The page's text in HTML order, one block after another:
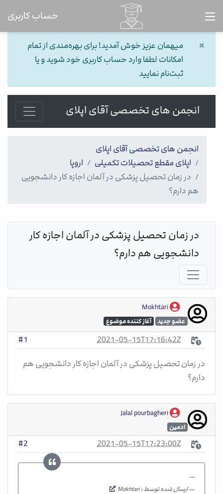
حساب کاربری
میهمان عزیز خوش آمدید! برای بهره‌مندی از تمام
امکانات لطفا وارد حساب کاربری خود شوید و یا
ثبت‌نام نمایید
×
انجمن های تخصصی آقای اپلای
انجمن های تخصصی آقای اپلای
اپلای مقطع تحصیلات تکمیلی
اروپا
در زمان تحصیل پزشکی در آلمان اجازه کار دانشجویی
هم دارم؟
دانشجویی هم دارم؟
Mokhtari
عضو جدید آغاز کننده موضوع
2021-05-15T17:16:42Z
#1
در زمان تحصیل پزشکی در آلمان اجازه کار دانشجویی هم
دارم؟
Jalal pourbagheri
ادمین
2021-05-15T17:23:00Z
#2
ارسال شده توسط : Mokhtari